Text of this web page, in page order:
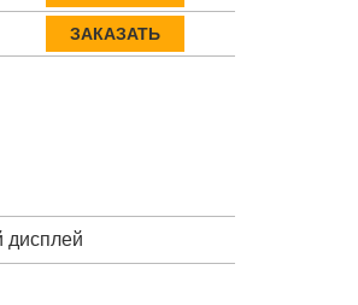
ЗАКАЗАТЬ
дисплей